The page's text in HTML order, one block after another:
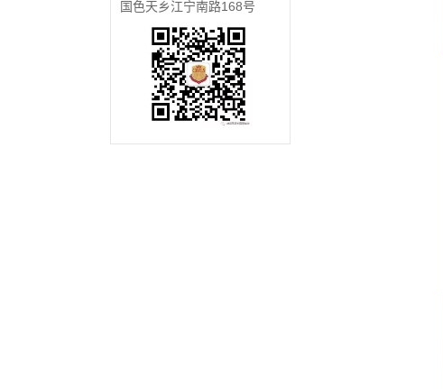
国色天乡江宁南路168号